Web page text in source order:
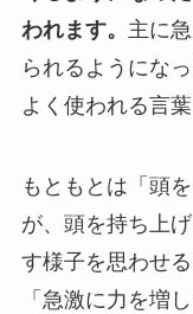
われます。 主に
られるようにな
よく使われる言葉
もともとは「頭
が、頭を持ち上
す様子を思わせ
「急激に力を増